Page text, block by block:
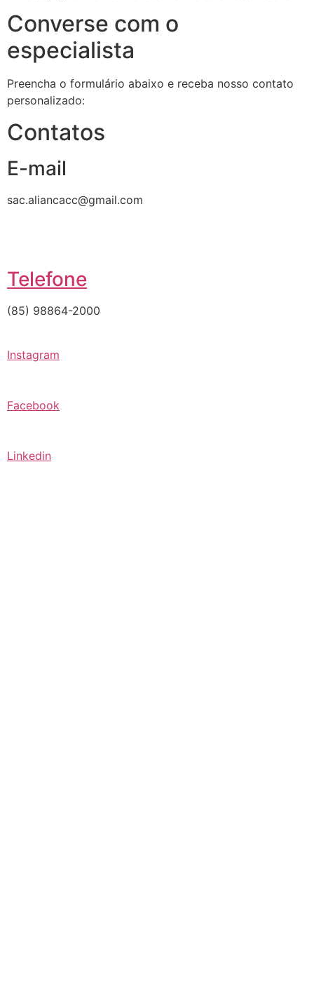
Converse com o
especialista
Preencha o formulário abaixo e receba nosso contato
personalizado:
Contatos
E-mail
sac.aliancacc@gmail.com
Telefone
(85) 98864-2000
Instagram
Facebook
Linkedin